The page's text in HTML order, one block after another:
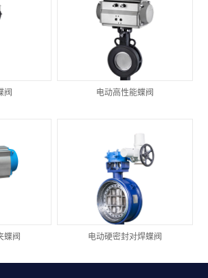
阀 电动高性能蝶阀
蝶阀 电动硬密封对焊蝶阀